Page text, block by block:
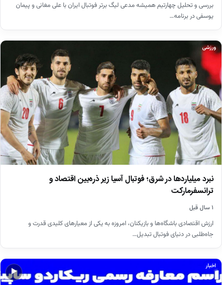
بررسی و تحلیل چهارتیم همیشه مدعی لیگ برتر فوتبال ایران با علی مغانی و پیمان
یوسفی در برنامه…
ورزشی
نبرد میلیاردها در شرق؛ فوتبال آسیا زیر ذره‌بین اقتصاد و
ترانسفرمارکت
۱ سال قبل
ارزش اقتصادی باشگاه‌ها و بازیکنان، امروزه به یکی از معیارهای کلیدی قدرت و
جاه‌طلبی در دنیای فوتبال تبدیل…
▶
اخبار